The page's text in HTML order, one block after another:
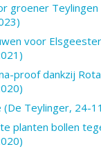
groener
voor
proof dankzij
Teylinger, 24-
planten bollen